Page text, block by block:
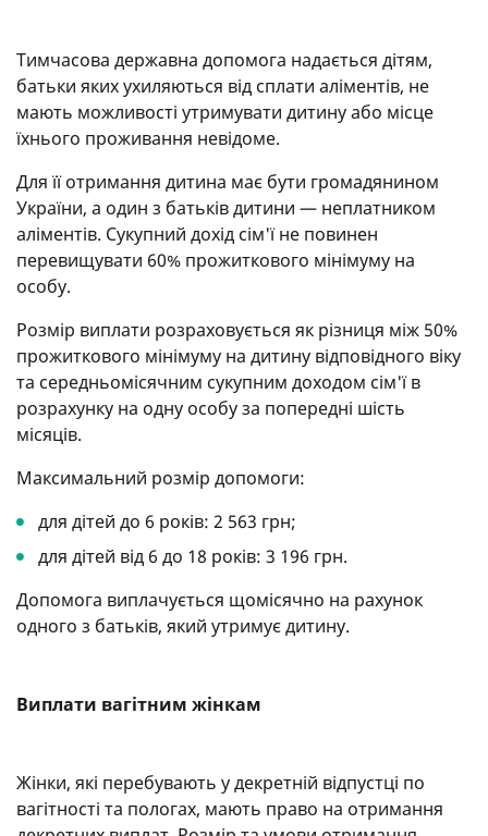
Тимчасова державна допомога надається дітям,
батьки яких ухиляються від сплати аліментів, не
мають можливості утримувати дитину або місце
їхнього проживання невідоме.
Для її отримання дитина має бути громадянином
України, а один з батьків дитини — неплатником
аліментів. Сукупний дохід сім'ї не повинен
перевищувати 60% прожиткового мінімуму на
особу.
Розмір виплати розраховується як різниця між 50%
прожиткового мінімуму на дитину відповідного віку
та середньомісячним сукупним доходом сім'ї в
розрахунку на одну особу за попередні шість
місяців.
Максимальний розмір допомоги:
для дітей до 6 років: 2 563 грн;
для дітей від 6 до 18 років: 3 196 грн.
Допомога виплачується щомісячно на рахунок
одного з батьків, який утримує дитину.
Виплати вагітним жінкам
Жінки, які перебувають у декретній відпустці по
вагітності та пологах, мають право на отримання